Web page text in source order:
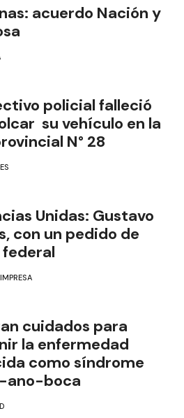
acuerdo Nación y
policial falleció
su vehículo en la
N° 28
Unidas: Gustavo
con un pedido de
cuidados para
la enfermedad
como síndrome
ano-boca